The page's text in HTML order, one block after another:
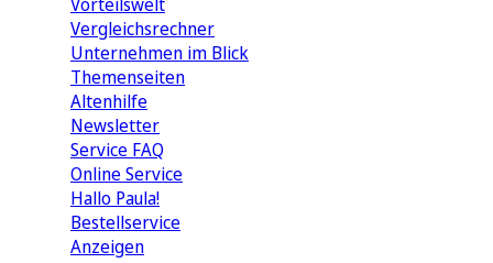
Vergleichsrechner
Unternehmen im Blick
Themenseiten
Altenhilfe
Newsletter
Service FAQ
Online Service
Hallo Paula!
Bestellservice
Anzeigen